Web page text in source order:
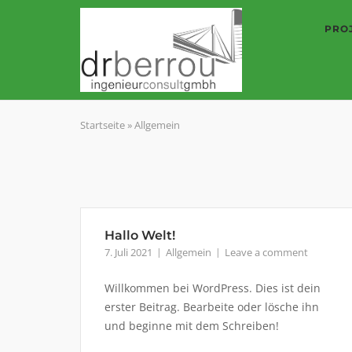
Startseite»Allgemein
Hallo Welt!
7. Juli 2021 Allgemein Leave a comment
Willkommen bei WordPress. Dies ist dein
erster Beitrag. Bearbeite oder lösche ihn
und beginne mit dem Schreiben!